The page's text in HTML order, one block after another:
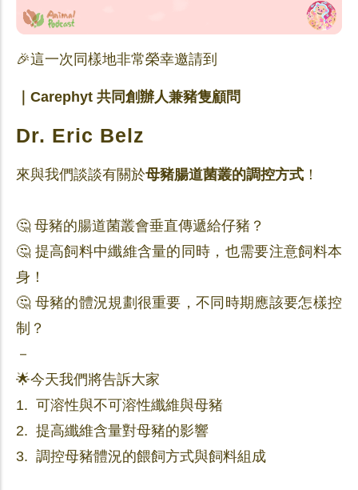
🎉這一次同樣地非常榮幸邀請到
｜Carephyt 共同創辦人兼豬隻顧問
Dr. Eric Belz
來與我們談談有關於母豬腸道菌叢的調控方式 ！
🤔 母豬的腸道菌叢會垂直傳遞給仔豬？
🤔 提高飼料中纖維含量的同時，也需要注意飼料本
身！
🤔 母豬的體況規劃很重要，不同時期應該要怎樣控
制？
－
🌟今天我們將告訴大家
1. 可溶性與不可溶性纖維與母豬
2. 提高纖維含量對母豬的影響
3. 調控母豬體況的餵飼方式與飼料組成